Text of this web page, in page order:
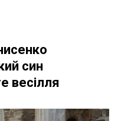
син
весілля